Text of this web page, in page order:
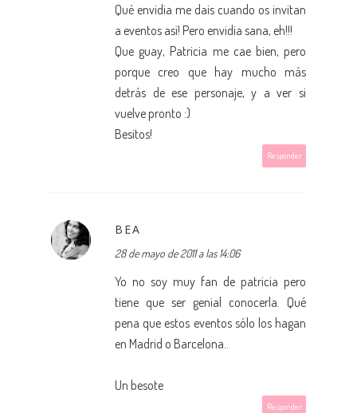
Qué envidia me dais cuando os invitan
a eventos así! Pero envidia sana, eh!!!
Que guay, Patricia me cae bien, pero
porque creo que hay mucho más
detrás de ese personaje, y a ver si
vuelve pronto :)
Besitos!
Responder
BEA
28 de mayo de 2011 a las 14:06
Yo no soy muy fan de patricia pero
tiene que ser genial conocerla. Qué
pena que estos eventos sólo los hagan
en Madrid o Barcelona..
Un besote
Responder